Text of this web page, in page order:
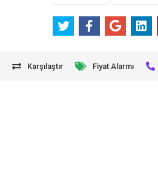
Karşılaştır Fiyat Alarmı